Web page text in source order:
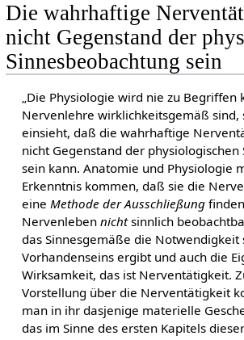
Die wahrhaftige
nicht Gegenstand der
Sinnesbeobachtung sein
„Die Physiologie wird nie zu
Nervenlehre wirklichkeitsgemäß sind,
einsieht, daß die wahrhaftige
nicht Gegenstand der physiologischen
sein kann. Anatomie und Physiologie
Erkenntnis kommen, daß sie die
eine Methode der Ausschließung
Nervenleben nichtsinnlich
das Sinnesgemäße die Notwendigkeit
Vorhandenseins ergibt und auch die
Wirksamkeit, das ist Nerventätigkeit.
Vorstellung über die Nerventätigkeit
man in ihr dasjenige materielle
das im Sinne des ersten Kapitels